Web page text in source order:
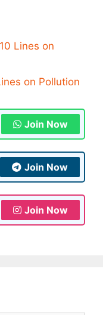
10 Lines on
on Pollution
Join Now
Join Now
Join Now